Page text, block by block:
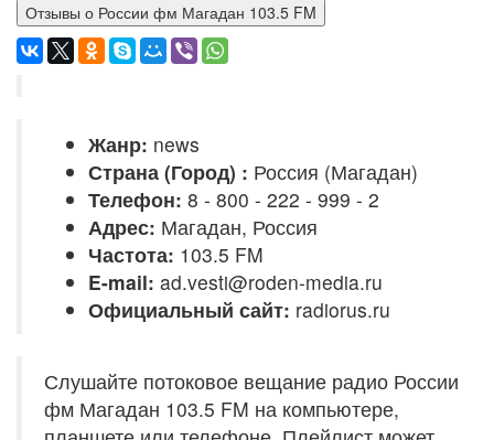
Отзывы о России фм Магадан 103.5 FM
Жанр: news
Страна (Город) : Россия (Магадан)
Телефон: 8 - 800 - 222 - 999 - 2
Адрес: Магадан, Россия
Частота: 103.5 FM
E-mail: ad.vesti@roden-media.ru
Официальный сайт: radiorus.ru
Слушайте потоковое вещание радио России
фм Магадан 103.5 FM на компьютере,